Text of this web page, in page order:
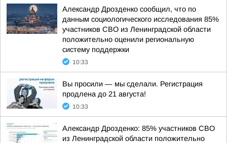
Александр Дрозденко сообщил, что по
данным социологического исследования 85%
участников СВО из Ленинградской области
положительно оценили региональную
систему поддержки
10:33
Вы просили — мы сделали. Регистрация
продлена до 21 августа!
10:33
Александр Дрозденко: 85% участников СВО
из Ленинградской области положительно